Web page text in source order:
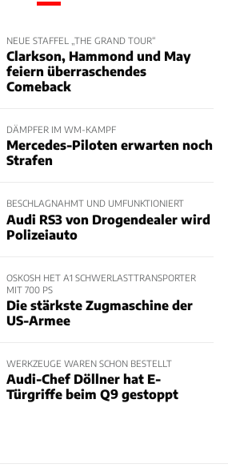
NEUE STAFFEL „THE GRAND TOUR“
Clarkson, Hammond und May
feiern überraschendes
Comeback
DÄMPFER IM WM-KAMPF
Mercedes-Piloten erwarten noch
Strafen
BESCHLAGNAHMT UND UMFUNKTIONIERT
Audi RS3 von Drogendealer wird
Polizeiauto
OSKOSH HET A1 SCHWERLASTTRANSPORTER
MIT 700 PS
Die stärkste Zugmaschine der
US-Armee
WERKZEUGE WAREN SCHON BESTELLT
Audi-Chef Döllner hat E-
Türgriffe beim Q9 gestoppt